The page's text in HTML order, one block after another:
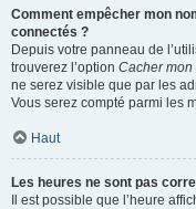
Comment empêcher mon
connectés ?
Depuis votre panneau de
trouverez l’option Cacher
ne serez visible que par les
Vous serez compté parmi les
Haut
Les heures ne sont pas
Il est possible que l’heure